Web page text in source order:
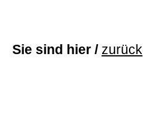
Sie sind hier / zurück